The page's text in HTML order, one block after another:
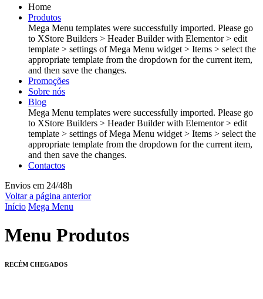
Home
Produtos
Mega Menu templates were successfully imported. Please go
to XStore Builders > Header Builder with Elementor > edit
template > settings of Mega Menu widget > Items > select the
appropriate template from the dropdown for the current item,
and then save the changes.
Promoções
Sobre nós
Blog
Mega Menu templates were successfully imported. Please go
to XStore Builders > Header Builder with Elementor > edit
template > settings of Mega Menu widget > Items > select the
appropriate template from the dropdown for the current item,
and then save the changes.
Contactos
Envios em 24/48h
Voltar a página anterior
Início Mega Menu
Menu Produtos
RECÉM CHEGADOS